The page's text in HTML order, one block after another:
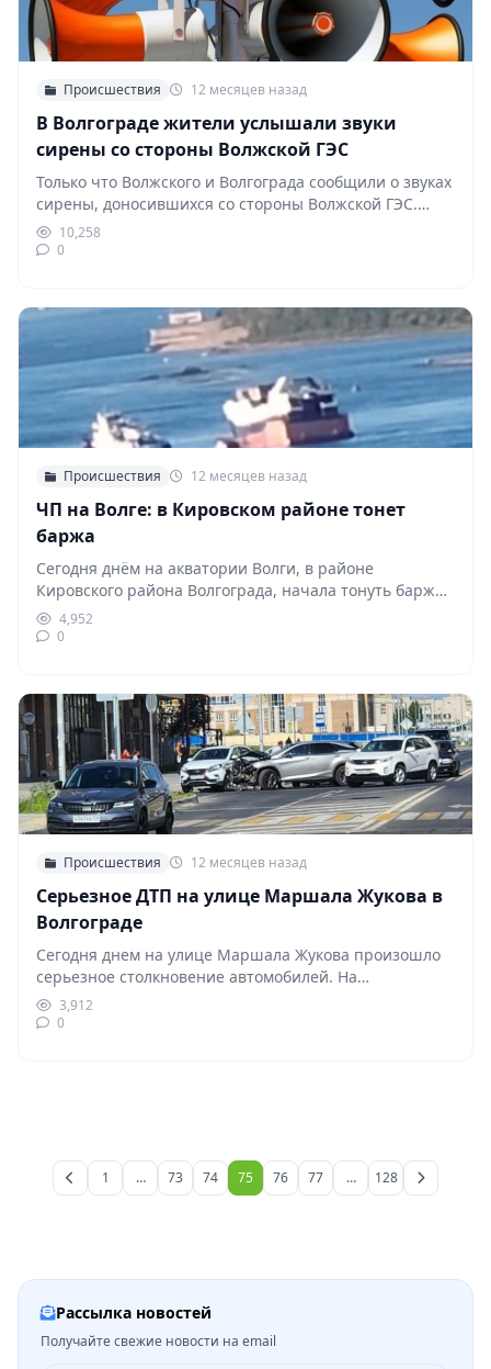
Рассылка новостей
Получайте свежие новости на email
Происшествия 12 месяцев назад
В Волгограде жители услышали звуки
сирены со стороны Волжской ГЭС
Только что Волжского и Волгограда сообщили о звуках
сирены, доносившихся со стороны Волжской ГЭС.
Сигнал…
10,258
0
Происшествия 12 месяцев назад
ЧП на Волге: в Кировском районе тонет
баржа
Сегодня днём на акватории Волги, в районе
Кировского района Волгограда, начала тонуть баржа.
По предварительным…
4,952
0
Происшествия 12 месяцев назад
Серьезное ДТП на улице Маршала Жукова в
Волгограде
Сегодня днем на улице Маршала Жукова произошло
серьезное столкновение автомобилей. На
перекрестке столкнулись несколько легковых…
3,912
0
1 … 73 74 75 76 77 … 128